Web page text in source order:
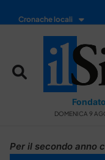
Cronache locali
DOMENICA 9
Per il secondo anno